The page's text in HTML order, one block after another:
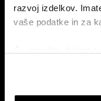
razvoj izdelkov.
vaše podatke in za
Identificirati